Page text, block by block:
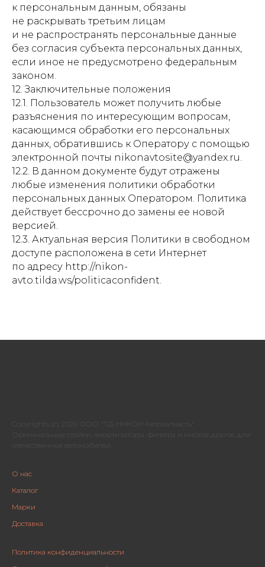
к персональным данным, обязаны
не раскрывать третьим лицам
и не распространять персональные данные
без согласия субъекта персональных данных,
если иное не предусмотрено федеральным
законом.
12. Заключительные положения
12.1. Пользователь может получить любые
разъяснения по интересующим вопросам,
касающимся обработки его персональных
данных, обратившись к Оператору с помощью
электронной почты nikonavtosite@yandex.ru.
12.2. В данном документе будут отражены
любые изменения политики обработки
персональных данных Оператором. Политика
действует бессрочно до замены ее новой
версией.
12.3. Актуальная версия Политики в свободном
доступе расположена в сети Интернет
по адресу http://nikon-
avto.tilda.ws/politicaconfident.
Copyrights (c) 2020 ООО "ТД-НИКОН Автозапчасть" -
Оригинальные стойки, амортизаторы, фильтра и многое другое для
отечественных автомобилей.
О нас
Каталог
Марки
Доставка
Политика конфиденциальности